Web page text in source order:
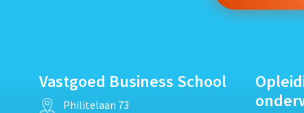
Vastgoed Business School
Philitelaan 73